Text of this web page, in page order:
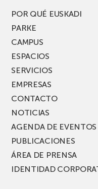
POR QUÉ EUSKADI
PARKE
CAMPUS
ESPACIOS
SERVICIOS
EMPRESAS
CONTACTO
NOTICIAS
AGENDA DE EVENTOS
PUBLICACIONES
ÁREA DE PRENSA
IDENTIDAD